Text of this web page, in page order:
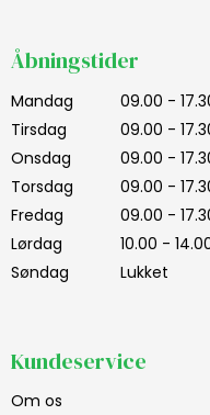
Åbningstider
Mandag
09.00 -
Tirsdag
09.00 -
Onsdag
09.00 -
Torsdag
09.00 -
Fredag
09.00 -
Lørdag
10.00 -
Søndag
Lukket
Kundeservice
Om os